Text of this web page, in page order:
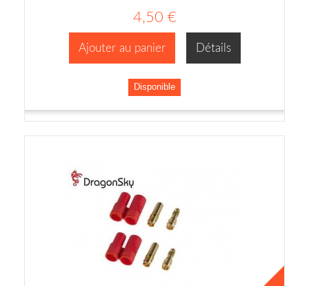
4,50 €
Ajouter au panier Détails
Disponible